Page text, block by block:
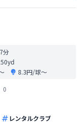
分
8.3円/球〜
0
レンタルクラブ